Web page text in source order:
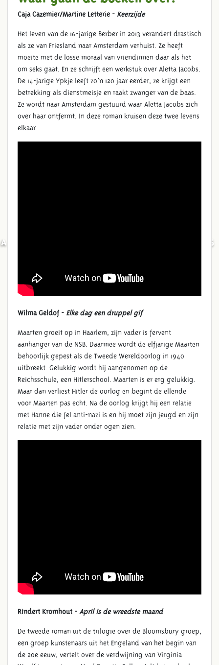
ARCHEON THEA BECKMANPRIJS
Caja Cazemier/Martine Letterie - Keerzijde
Het leven van de 16-jarige Berber in 2013 verandert drastisch
als ze van Friesland naar Amsterdam verhuist. Ze heeft
moeite met de losse moraal van vriendinnen daar als het
om seks gaat. En ze schrijft een werkstuk over Aletta Jacobs.
De 14-jarige Ypkje leeft zo’n 120 jaar eerder, ze krijgt een
betrekking als dienstmeisje en raakt zwanger van de baas.
Ze wordt naar Amsterdam gestuurd waar Aletta Jacobs zich
over haar ontfermt. In deze roman kruisen deze twee levens
elkaar.
Wilma Geldof - Elke dag een druppel gif
Maarten groeit op in Haarlem, zijn vader is fervent
aanhanger van de NSB. Daarmee wordt de elfjarige Maarten
behoorlijk gepest als de Tweede Wereldoorlog in 1940
uitbreekt. Gelukkig wordt hij aangenomen op de
Reichsschule, een Hitlerschool. Maarten is er erg gelukkig.
Maar dan verliest Hitler de oorlog en begint de ellende
voor Maarten pas echt. Na de oorlog krijgt hij een relatie
met Hanne die fel anti-nazi is en hij moet zijn jeugd en zijn
relatie met zijn vader onder ogen zien.
Rindert Kromhout - April is de wreedste maand
De tweede roman uit de trilogie over de Bloomsbury groep,
een groep kunstenaars uit het Engeland van het begin van
de 20e eeuw, vertelt over de verdwijning van Virginia